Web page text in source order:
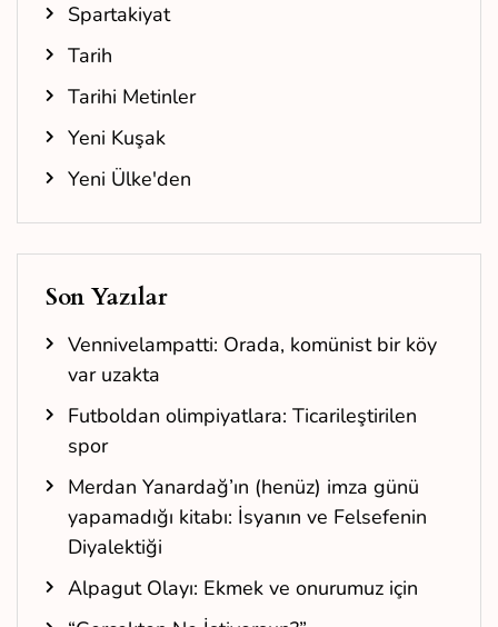
Spartakiyat
Tarih
Tarihi Metinler
Yeni Kuşak
Yeni Ülke'den
Son Yazılar
Vennivelampatti: Orada, komünist bir köy
var uzakta
Futboldan olimpiyatlara: Ticarileştirilen
spor
Merdan Yanardağ’ın (henüz) imza günü
yapamadığı kitabı: İsyanın ve Felsefenin
Diyalektiği
Alpagut Olayı: Ekmek ve onurumuz için